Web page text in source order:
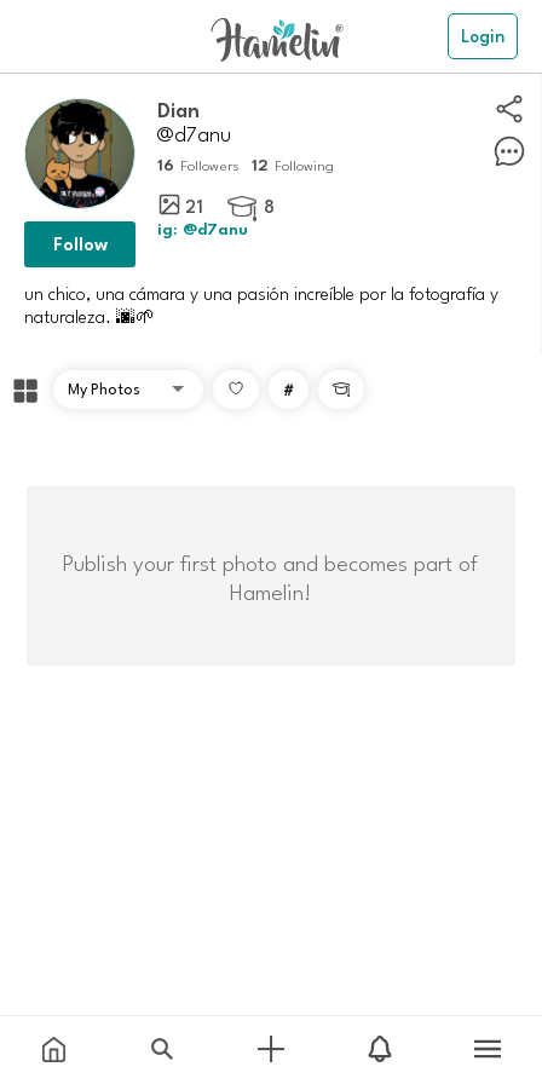
Login
Dian
@d7anu
16 Followers 12 Following
21  8
ig: @d7anu
Follow
un chico, una cámara y una pasión increíble por la fotografía y
# 
Publish your first photo and becomes part of
Hamelin!